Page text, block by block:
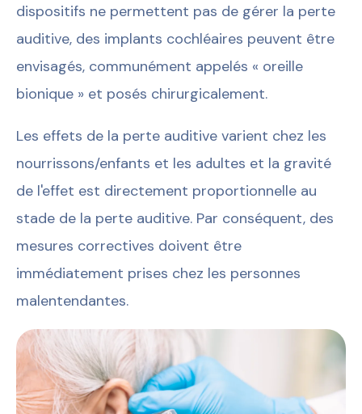
dispositifs ne permettent pas de gérer la perte
auditive, des implants cochléaires peuvent être
envisagés, communément appelés « oreille
bionique » et posés chirurgicalement.
Les effets de la perte auditive varient chez les
nourrissons/enfants et les adultes et la gravité
de l'effet est directement proportionnelle au
stade de la perte auditive. Par conséquent, des
mesures correctives doivent être
immédiatement prises chez les personnes
malentendantes.